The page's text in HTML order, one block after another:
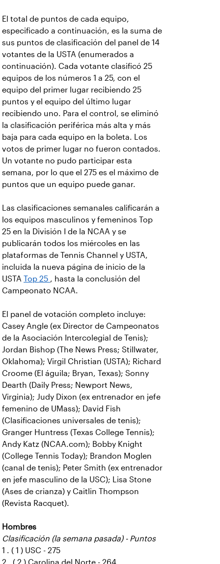
El total de puntos de cada equipo,
especificado a continuación, es la suma de
sus puntos de clasificación del panel de 14
votantes de la USTA (enumerados a
continuación). Cada votante clasificó 25
equipos de los números 1 a 25, con el
equipo del primer lugar recibiendo 25
puntos y el equipo del último lugar
recibiendo uno. Para el control, se eliminó
la clasificación periférica más alta y más
baja para cada equipo en la boleta. Los
votos de primer lugar no fueron contados.
Un votante no pudo participar esta
semana, por lo que el 275 es el máximo de
puntos que un equipo puede ganar.
Las clasificaciones semanales calificarán a
los equipos masculinos y femeninos Top
25 en la División I de la NCAA y se
publicarán todos los miércoles en las
plataformas de Tennis Channel y USTA,
incluida la nueva página de inicio de la
USTA Top 25 , hasta la conclusión del
Campeonato NCAA.
El panel de votación completo incluye:
Casey Angle (ex Director de Campeonatos
de la Asociación Intercolegial de Tenis);
Jordan Bishop (The News Press; Stillwater,
Oklahoma); Virgil Christian (USTA); Richard
Croome (El águila; Bryan, Texas); Sonny
Dearth (Daily Press; Newport News,
Virginia); Judy Dixon (ex entrenador en jefe
femenino de UMass); David Fish
(Clasificaciones universales de tenis);
Granger Huntress (Texas College Tennis);
Andy Katz (NCAA.com); Bobby Knight
(College Tennis Today); Brandon Moglen
(canal de tenis); Peter Smith (ex entrenador
en jefe masculino de la USC); Lisa Stone
(Ases de crianza) y Caitlin Thompson
(Revista Racquet).
Hombres
Clasificación (la semana pasada) - Puntos
1 . ( 1 ) USC - 275
2 . ( 2 ) Carolina del Norte - 264